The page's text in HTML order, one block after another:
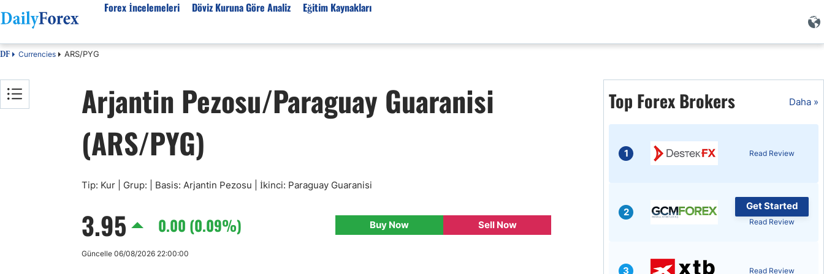
Forex İncelemeleri
Forex Firmaları
SPK Lisanslı Forex
Forex Sinyalleri
Forex Ürünleri
Forex Kursları
Tüm Firmaların İncelemeleri
Türkiye Finans Haberleri
Teknik Analiz
USD/TRY
Ücretsiz Forex Sinyalleri
Döviz Kuruna Göre Analiz
EUR-USD
EUR-TRY
GBP-USD
USD-CAD
Eğitim Kaynakları
Forex Eğitimi
Ekonomik Sözlük
İslami Forex
Forex Seminerleri
Forex Düzenlemeler
DF Currencies ARS/PYG
Arjantin Pezosu/Paraguay Guaranisi
(ARS/PYG)
Tip: Kur | Grup: | Basis: Arjantin Pezosu | İkinci: Paraguay Guaranisi
3.95 0.00 (0.09%) Buy Now Sell Now
Güncelle 06/08/2026 22:00:00
Top Forex Brokers Daha »
1 Read Review
2
Get Started
Read Review
3 Read Review